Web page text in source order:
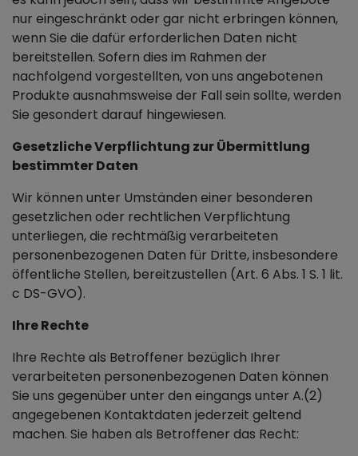
nur eingeschränkt oder gar nicht erbringen können,
wenn Sie die dafür erforderlichen Daten nicht
bereitstellen. Sofern dies im Rahmen der
nachfolgend vorgestellten, von uns angebotenen
Produkte ausnahmsweise der Fall sein sollte, werden
Sie gesondert darauf hingewiesen.
Gesetzliche Verpflichtung zur Übermittlung
bestimmter Daten
Wir können unter Umständen einer besonderen
gesetzlichen oder rechtlichen Verpflichtung
unterliegen, die rechtmäßig verarbeiteten
personenbezogenen Daten für Dritte, insbesondere
öffentliche Stellen, bereitzustellen (Art. 6 Abs. 1 S. 1 lit.
c DS-GVO).
Ihre Rechte
Ihre Rechte als Betroffener bezüglich Ihrer
verarbeiteten personenbezogenen Daten können
Sie uns gegenüber unter den eingangs unter A.(2)
angegebenen Kontaktdaten jederzeit geltend
machen. Sie haben als Betroffener das Recht: